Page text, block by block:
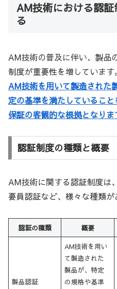
AM技術における認
る
AM技術の普及に伴い、製品
制度が重要性を増しています。
AM技術を用いて製造された
定の基準を満たしているこ
保証の客観的な根拠となりま
認証制度の種類と概要
AM技術に関する認証制度は
要員認証など、様々な種類が
認証の種類 概要
製品認証
AM技術を用い
て製造された
製品が、特定
の規格や基準